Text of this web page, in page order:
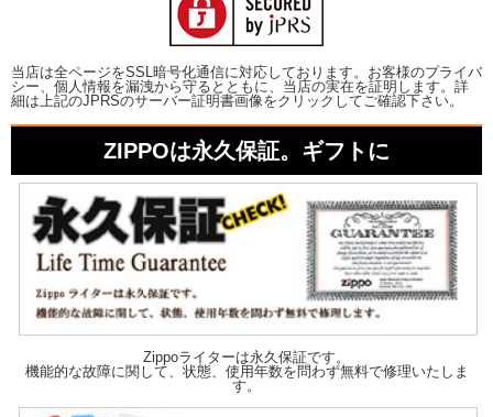
当店は全ページをSSL暗号化通信に対応しております。お客様のプライバ
シー、個人情報を漏洩から守るとともに、当店の実在を証明します。詳
細は上記のJPRSのサーバー証明書画像をクリックしてご確認下さい。
ZIPPOは永久保証。ギフトに
Zippoライターは永久保証です。
機能的な故障に関して、状態、使用年数を問わず無料で修理いたしま
す。